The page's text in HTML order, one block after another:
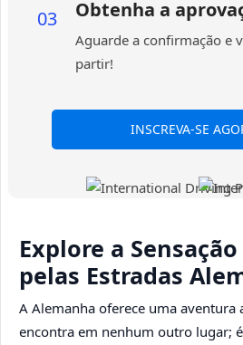
03 Obtenha a
Aguarde a confirmação e
partir!
INSCREVA-SE
Explore a
pelas Estradas
A Alemanha oferece uma aventura
encontra em nenhum outro lugar;